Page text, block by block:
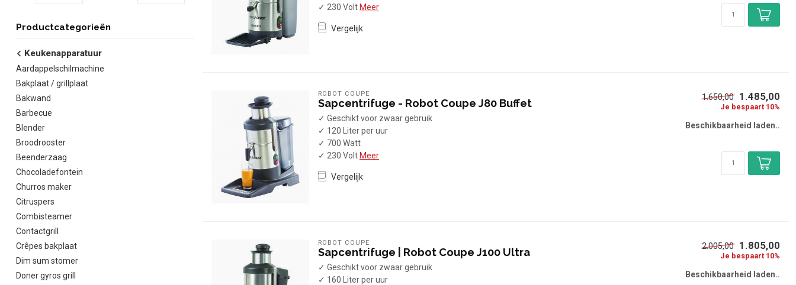
Productcategorieën
Keukenapparatuur
Aardappelschilmachine
Bakplaat / grillplaat
Bakwand
Barbecue
Blender
Broodrooster
Beenderzaag
Chocoladefontein
Churros maker
Citruspers
Combisteamer
Contactgrill
Crêpes bakplaat
Dim sum stomer
Doner gyros grill
✓ 230 Volt Meer
Vergelijk
ROBOT COUPE
Sapcentrifuge - Robot Coupe J80 Buffet
✓ Geschikt voor zwaar gebruik
✓ 120 Liter per uur
✓ 700 Watt
✓ 230 Volt Meer
Vergelijk
1.650,00 1.485,00
Je bespaart 10%
Beschikbaarheid laden..
ROBOT COUPE
Sapcentrifuge | Robot Coupe J100 Ultra
✓ Geschikt voor zwaar gebruik
✓ 160 Liter per uur
2.005,00 1.805,00
Je bespaart 10%
Beschikbaarheid laden..